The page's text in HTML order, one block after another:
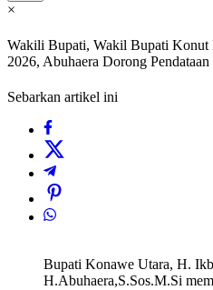
×
Wakili Bupati, Wakil Bupati Konut
2026, Abuhaera Dorong
Sebarkan artikel ini
Bupati Konawe Utara, H.
H.Abuhaera,S.Sos.M.Si